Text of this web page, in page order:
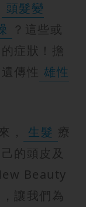
頭髮變
？這些或
症狀！擔
傳性 雄性
， 生髮 療
的頭皮及
Beauty
讓我們為